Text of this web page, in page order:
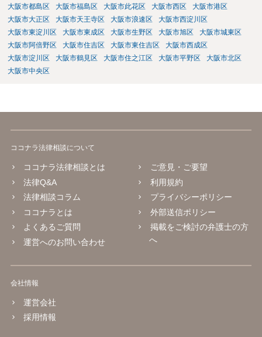
大阪市都島区
大阪市福島区 大阪市此花区 大阪市西区
大阪市港区
大阪市大正区
大阪市天王寺区 大阪市浪速区
大阪市西淀川区
大阪市東淀川区
大阪市東成区 大阪市生野区 大阪市旭区
大阪市城東区
大阪市阿倍野区
大阪市住吉区 大阪市東住吉区
大阪市西成区
大阪市淀川区
大阪市鶴見区 大阪市住之江区 大阪市平野区
大阪市北区
大阪市中央区
ココナラ法律相談について
ココナラ法律相談とは
法律Q&A
法律相談コラム
ココナラとは
よくあるご質問
運営へのお問い合わせ
ご意見・ご要望
利用規約
プライバシーポリシー
外部送信ポリシー
掲載をご検討の弁護士の方
へ
会社情報
運営会社
採用情報